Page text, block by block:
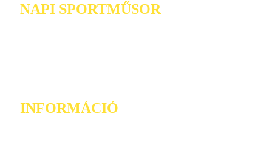
NAPI SPORTMŰSOR
INFORMÁCIÓ